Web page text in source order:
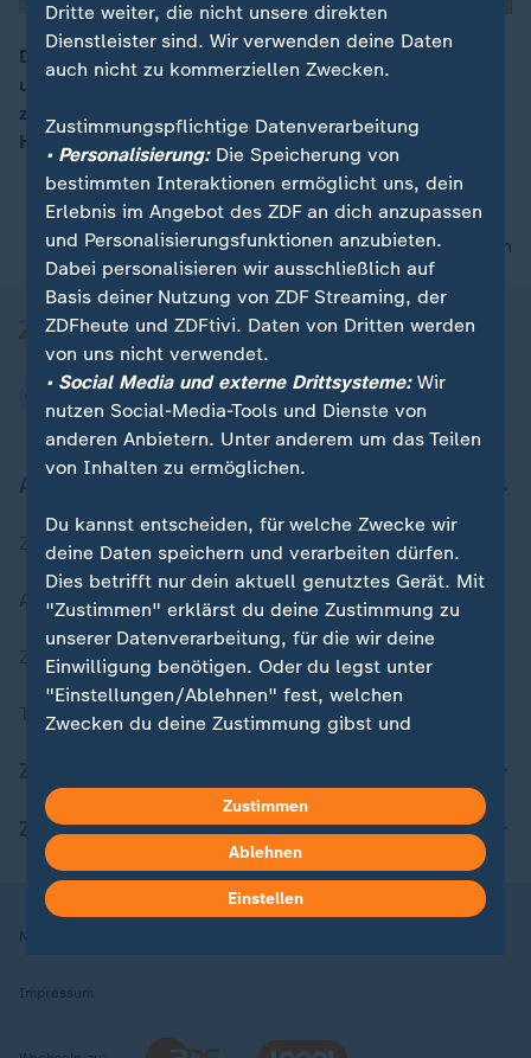
Die Kommunen wollen beim Diesel-Gipfel klären, ob
und wann sie an das Geld kommen, das ihnen
zugesagt wurde, sagt ZDF-Reporterin Christiane
Hübscher in Berlin.
nach oben
Zuletzt veröffentlicht
Aktuelle Sendungs-Videos
ZDFheute Stories
Themen im Überblick
ZDFheute Apps
Nutzungsbedingungen
Impressum
Dritte weiter, die nicht unsere direkten
Dienstleister sind. Wir verwenden deine Daten
auch nicht zu kommerziellen Zwecken.
Zustimmungspflichtige Datenverarbeitung
• Personalisierung:Die Speicherung von
bestimmten Interaktionen ermöglicht uns, dein
Erlebnis im Angebot des ZDF an dich anzupassen
und Personalisierungsfunktionen anzubieten.
Dabei personalisieren wir ausschließlich auf
Basis deiner Nutzung von ZDF Streaming, der
ZDFheute und ZDFtivi. Daten von Dritten werden
von uns nicht verwendet.
• Social Media und externe Drittsysteme:Wir
nutzen Social-Media-Tools und Dienste von
anderen Anbietern. Unter anderem um das Teilen
von Inhalten zu ermöglichen.
Du kannst entscheiden, für welche Zwecke wir
deine Daten speichern und verarbeiten dürfen.
Dies betrifft nur dein aktuell genutztes Gerät. Mit
"Zustimmen" erklärst du deine Zustimmung zu
unserer Datenverarbeitung, für die wir deine
Einwilligung benötigen. Oder du legst unter
"Einstellungen/Ablehnen" fest, welchen
Zwecken du deine Zustimmung gibst und
in deinen Einstellungen widerrufen oder ändern.
Hier findest du das Impressum.
Weitere Informationen findest du in unserer
Datenschutzerklärung.
Zustimmen
Ablehnen
Einstellen